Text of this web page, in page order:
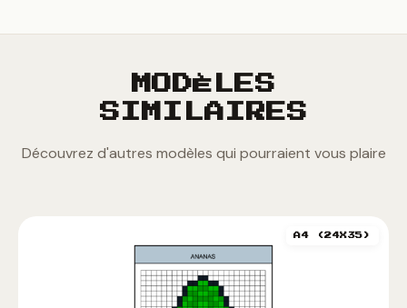
MODÈLES
SIMILAIRES
Découvrez d'autres modèles qui pourraient vous plaire
A4 (24X35)